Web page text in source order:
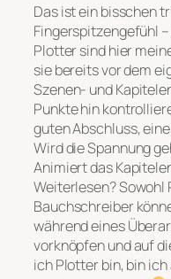
Das ist ein bisschen
Fingerspitzengefühl
Plotter sind hier
sie bereits vor dem
Szenen- und
Punkte hin
guten Abschluss,
Wird die Spannung
Animiert das
Weiterlesen? Sowohl
Bauchschreiber
während eines
vorknöpfen und auf
ich Plotter bin, bin